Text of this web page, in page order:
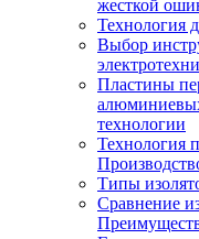
жесткой
Технология
Выбор
Пластины
технологии
Технология
Типы
Сравнение